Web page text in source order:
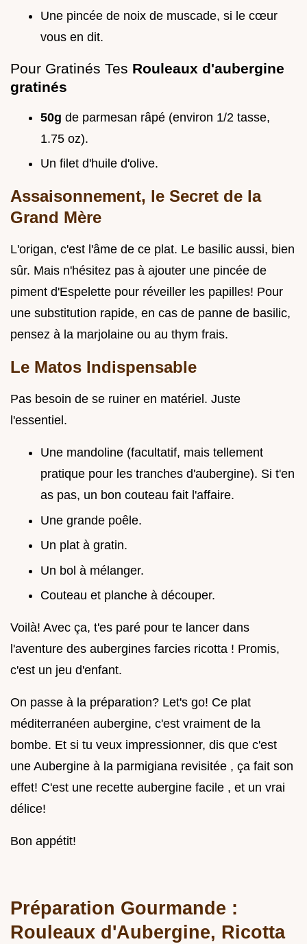
Une pincée de noix de muscade, si le cœur
vous en dit.
Pour Gratinés Tes Rouleaux d'aubergine
gratinés
50g de parmesan râpé (environ 1/2 tasse,
1.75 oz).
Un filet d'huile d'olive.
Assaisonnement, le Secret de la
Grand Mère
L'origan, c'est l'âme de ce plat. Le basilic aussi, bien
sûr. Mais n'hésitez pas à ajouter une pincée de
piment d'Espelette pour réveiller les papilles! Pour
une substitution rapide, en cas de panne de basilic,
pensez à la marjolaine ou au thym frais.
Le Matos Indispensable
Pas besoin de se ruiner en matériel. Juste
l'essentiel.
Une mandoline (facultatif, mais tellement
pratique pour les tranches d'aubergine). Si t'en
as pas, un bon couteau fait l'affaire.
Une grande poêle.
Un plat à gratin.
Un bol à mélanger.
Couteau et planche à découper.
Voilà! Avec ça, t'es paré pour te lancer dans
l'aventure des aubergines farcies ricotta ! Promis,
c'est un jeu d'enfant.
On passe à la préparation? Let's go! Ce plat
méditerranéen aubergine, c'est vraiment de la
bombe. Et si tu veux impressionner, dis que c'est
une Aubergine à la parmigiana revisitée , ça fait son
effet! C'est une recette aubergine facile , et un vrai
délice!
Bon appétit!
Préparation Gourmande :
Rouleaux d'Aubergine, Ricotta